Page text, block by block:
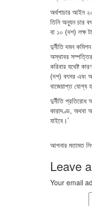
অর্থপাচার আইন
তিনি অন্যূন চার
বা ১০ (দশ) লক্ষ
দুর্নীতি দমন
অস্থাবর সম্পত্তির
করিবার যথেষ্ট
(দশ) বৎসর এবং
বাজেয়াপ্ত যোগ্য
দুর্নীতি
কারাদণ্ড, অথবা
যাইবে।’
আপনার মতামত
Leave
Your email